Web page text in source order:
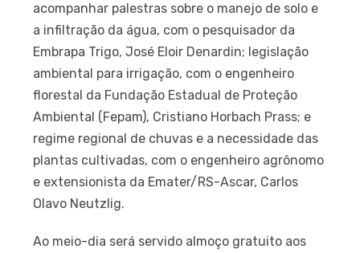
acompanhar palestras sobre o manejo de solo e
a infiltração da água, com o pesquisador da
Embrapa Trigo, José Eloir Denardin; legislação
ambiental para irrigação, com o engenheiro
florestal da Fundação Estadual de Proteção
Ambiental (Fepam), Cristiano Horbach Prass; e
regime regional de chuvas e a necessidade das
plantas cultivadas, com o engenheiro agrônomo
e extensionista da Emater/RS-Ascar, Carlos
Olavo Neutzlig.
Ao meio-dia será servido almoço gratuito aos